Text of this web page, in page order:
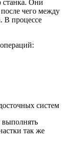
станка. Они
чего между
В процессе
систем
так же